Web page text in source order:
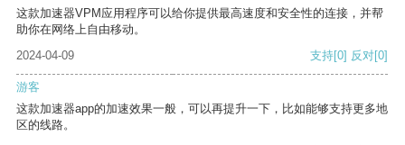
这款加速器VPM应用程序可以给你提供最高速度和安全性的连接，并帮
助你在网络上自由移动。
2024-04-09
支持[0] 反对[0]
游客
这款加速器app的加速效果一般，可以再提升一下，比如能够支持更多地
区的线路。